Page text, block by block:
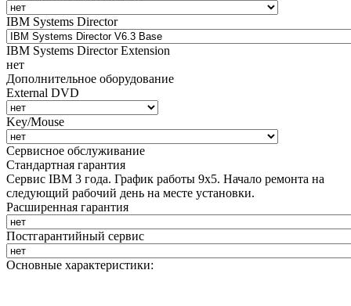
IBM Systems Director
IBM Systems Director Extension
нет
Дополнительное оборудование
External DVD
Key/Mouse
Сервисное обслуживание
Стандартная гарантия
Сервис IBM 3 года. График работы 9х5. Начало ремонта на
следующий рабочий день на месте установки.
Расширенная гарантия
Постгарантийный сервис
Основные характеристики: